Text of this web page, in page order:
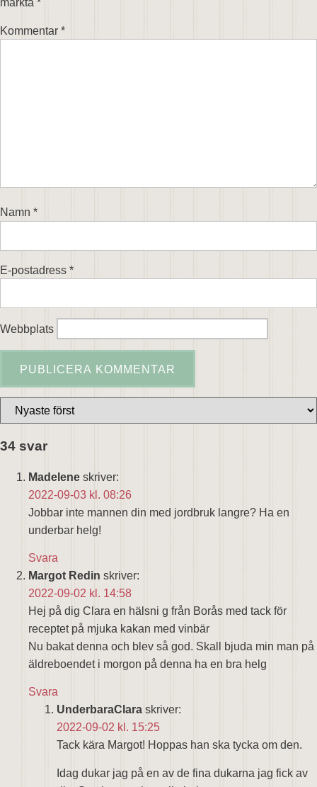
märkta *
Kommentar *
Namn *
E-postadress *
Webbplats
34 svar
Madelene skriver:
2022-09-03 kl. 08:26
Jobbar inte mannen din med jordbruk langre? Ha en
underbar helg!
Svara
Margot Redin skriver:
2022-09-02 kl. 14:58
Hej på dig Clara en hälsni g från Borås med tack för
receptet på mjuka kakan med vinbär
Nu bakat denna och blev så god. Skall bjuda min man på
äldreboendet i morgon på denna ha en bra helg
Svara
UnderbaraClara skriver:
2022-09-02 kl. 15:25
Tack kära Margot! Hoppas han ska tycka om den.
Idag dukar jag på en av de fina dukarna jag fick av